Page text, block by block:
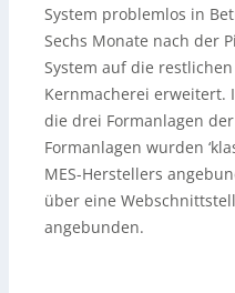
System problemlos in
Sechs Monate nach der
System auf die
Kernmacherei erweitert.
die drei Formanlagen
Formanlagen wurden
MES-Herstellers
über eine
angebunden.